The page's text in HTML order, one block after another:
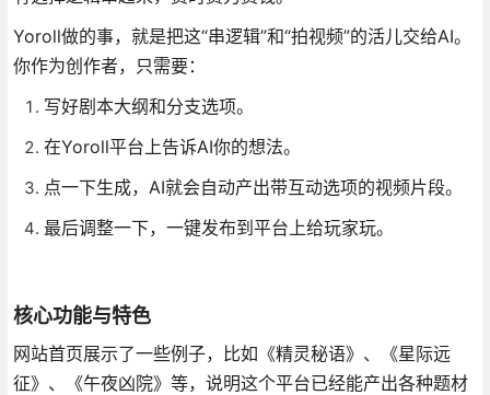
Yoroll做的事，就是把这“串逻辑”和“拍视频”的活儿交给AI。
你作为创作者，只需要：
写好剧本大纲和分支选项。
在Yoroll平台上告诉AI你的想法。
点一下生成，AI就会自动产出带互动选项的视频片段。
最后调整一下，一键发布到平台上给玩家玩。
核心功能与特色
网站首页展示了一些例子，比如《精灵秘语》、《星际远
征》、《午夜凶院》等，说明这个平台已经能产出各种题材